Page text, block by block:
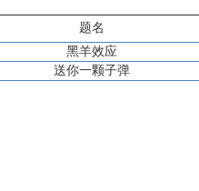
题名
黑羊效应
送你一颗子弹